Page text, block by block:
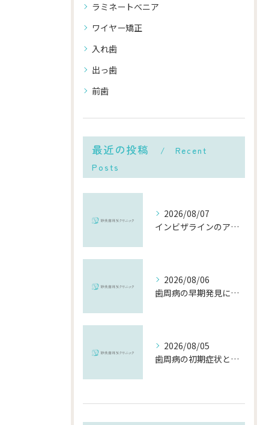
ラミネートべニア
ワイヤー矯正
入れ歯
出っ歯
前歯
最近の投稿
Recent
Posts
2026/08/07
インビザラインのアフターケアを千葉県市川市で安心して受ける費用や再治療の流れ徹底解説
2026/08/06
歯周病の早期発見に役立つチェック方法と千葉県市川市で受診するメリット
2026/08/05
歯周病の初期症状と千葉県市川市で早期に対策を始めるポイント